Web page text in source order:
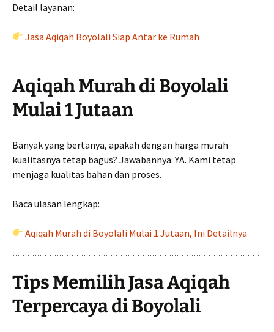
Detail layanan:
Jasa Aqiqah Boyolali Siap Antar ke Rumah
Aqiqah Murah di Boyolali
Mulai 1 Jutaan
Banyak yang bertanya, apakah dengan harga murah
kualitasnya tetap bagus? Jawabannya: YA. Kami tetap
menjaga kualitas bahan dan proses.
Baca ulasan lengkap:
Aqiqah Murah di Boyolali Mulai 1 Jutaan, Ini Detailnya
Tips Memilih Jasa Aqiqah
Terpercaya di Boyolali